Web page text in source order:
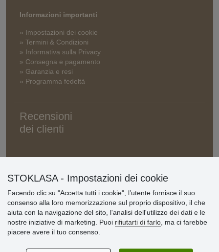
Informazioni importanti
» Impostazioni dei cookie
» Termini & Condizioni
» Informativa sulla Privacy
» Consegna e pagamento
» Garanzia e resi
» Programma fedeltà
Recensioni
dei clienti
STOKLASA - Impostazioni dei cookie
Facendo clic su "Accetta tutti i cookie", l’utente fornisce il suo
consenso alla loro memorizzazione sul proprio dispositivo, il che
aiuta con la navigazione del sito, l'analisi dell'utilizzo dei dati e le
nostre iniziative di marketing. Puoi rifiutarti di farlo , ma ci farebbe
piacere avere il tuo consenso.